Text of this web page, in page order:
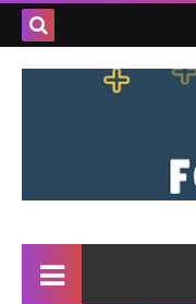
بحث